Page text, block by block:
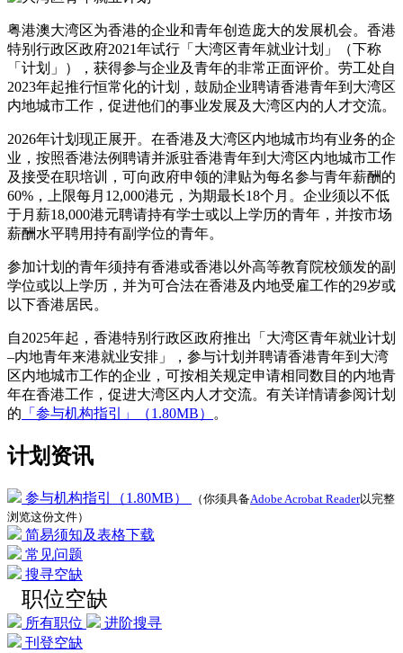
粤港澳大湾区为香港的企业和青年创造庞大的发展机会。香港
特别行政区政府2021年试行「大湾区青年就业计划」（下称
「计划」），获得参与企业及青年的非常正面评价。劳工处自
2023年起推行恒常化的计划，鼓励企业聘请香港青年到大湾区
内地城市工作，促进他们的事业发展及大湾区内的人才交流。
2026年计划现正展开。在香港及大湾区内地城市均有业务的企
业，按照香港法例聘请并派驻香港青年到大湾区内地城市工作
及接受在职培训，可向政府申领的津贴为每名参与青年薪酬的
60%，上限每月12,000港元，为期最长18个月。企业须以不低
于月薪18,000港元聘请持有学士或以上学历的青年，并按市场
薪酬水平聘用持有副学位的青年。
参加计划的青年须持有香港或香港以外高等教育院校颁发的副
学位或以上学历，并为可合法在香港及内地受雇工作的29岁或
以下香港居民。
自2025年起，香港特别行政区政府推出「大湾区青年就业计划
–内地青年来港就业安排」，参与计划并聘请香港青年到大湾
区内地城市工作的企业，可按相关规定申请相同数目的内地青
年在香港工作，促进大湾区内人才交流。有关详情请参阅计划
的 「参与机构指引」（1.80MB） 。
计划资讯
参与机构指引（1.80MB） （你须具备Adobe Acrobat Reader以完整
浏览这份文件）
简易须知及表格下载
常见问题
搜寻空缺
职位空缺
所有职位
进阶搜寻
刊登空缺